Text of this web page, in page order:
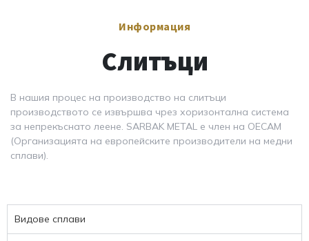
Информация
Слитъци
В нашия процес на производство на слитъци
производството се извършва чрез хоризонтална система
за непрекъснато леене. SARBAK METAL е член на OECAM
(Организацията на европейските производители на медни
сплави).
Видове сплави